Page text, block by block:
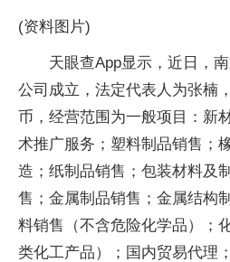
(资料图片)
天眼查App显示，近日，
公司成立，法定代表人为张楠
币，经营范围为一般项目：新
术推广服务；塑料制品销售；
造；纸制品销售；包装材料及
售；金属制品销售；金属结构
料销售（不含危险化学品）；
类化工产品）；国内贸易代理